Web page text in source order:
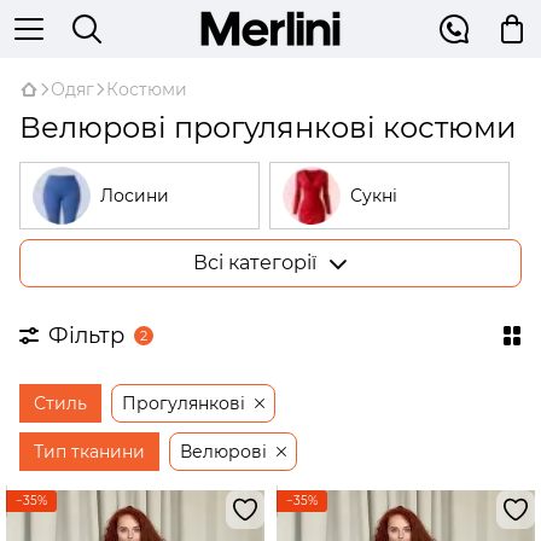
Одяг Костюми
Велюрові прогулянкові костюми
Лосини Сукні
Піжами
Сорочки
Штани Жакети
Всі категорії
Фільтр 2
Стиль Прогулянкові
Тип тканини Велюрові
−35% −35%